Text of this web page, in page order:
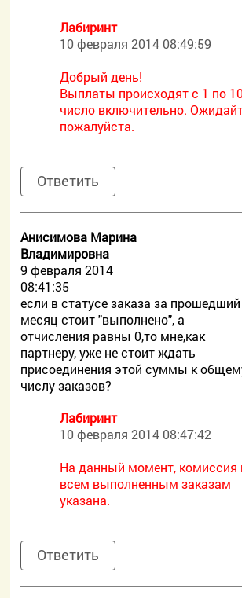
Лабиринт
10 февраля 2014 08:49:59
Добрый день!
Выплаты происходят с 1 по
число включительно.
пожалуйста.
Ответить
Анисимова Марина
Владимировна
9 февраля 2014
08:41:35
если в статусе заказа за прошедший
месяц стоит "выполнено", а
отчисления равны 0,то мне,как
партнеру, уже не стоит ждать
присоединения этой суммы к
числу заказов?
Лабиринт
10 февраля 2014 08:47:42
На данный момент, комиссия
всем выполненным заказам
указана.
Ответить